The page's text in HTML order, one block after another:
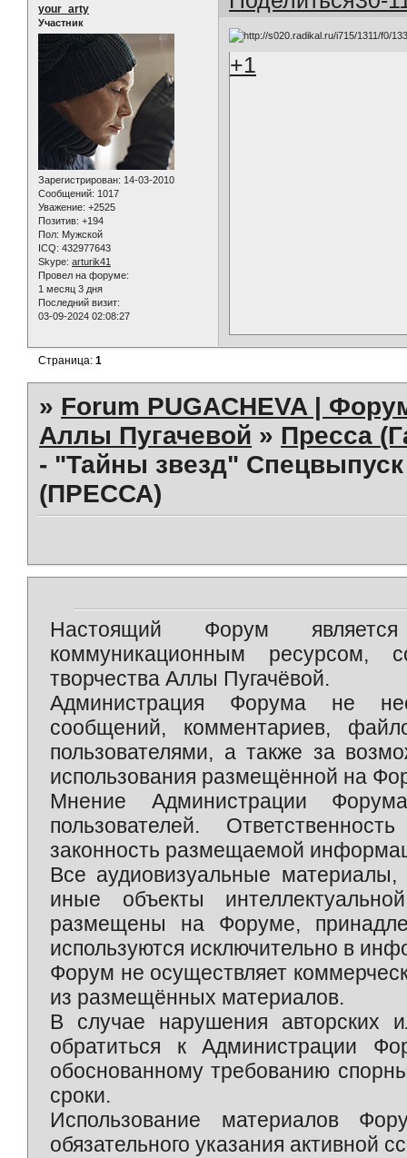
your_arty
Участник
Зарегистрирован: 14-03-2010
Сообщений: 1017
Уважение: +2525
Позитив: +194
Пол: Мужской
ICQ: 432977643
Skype: arturik41
Провел на форуме:
1 месяц 3 дня
Последний визит:
03-09-2024 02:08:27
+1
Страница:1
» Forum PUGACHEVA |
Аллы Пугачевой » Пресса
- "Тайны звезд"
(ПРЕССА)
Настоящий Форум является
коммуникационным ресурсом,
творчества Аллы Пугачёвой.
Администрация Форума не
сообщений, комментариев,
пользователями, а также за
использования размещённой на
Мнение Администрации
пользователей.
законность размещаемой
Все аудиовизуальные
иные объекты
размещены на Форуме,
используются исключительно в
Форум не осуществляет
из размещённых материалов.
В случае нарушения авторских
обратиться к Администрации
обоснованному требованию
сроки.
Использование материалов
обязательного указания активной